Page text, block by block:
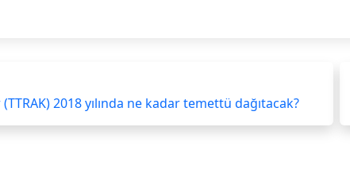
2018 yılında ne kadar temettü dağıtacak?